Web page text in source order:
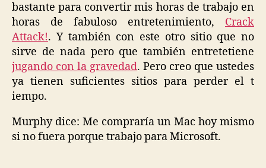
bastante para convertir mis horas de trabajo en
horas de fabuloso entretenimiento, Crack
Attack!. Y también con este otro sitio que no
sirve de nada pero que también entretetiene
jugando con la gravedad. Pero creo que ustedes
ya tienen suficientes sitios para perder el t
iempo.
Murphy dice: Me compraría un Mac hoy mismo
si no fuera porque trabajo para Microsoft.